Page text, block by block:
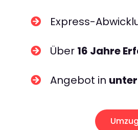
Express-
Über 16 Jahre
Angebot in